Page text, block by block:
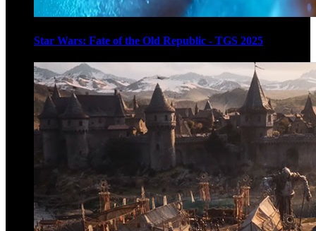
Star Wars: Fate of the Old Republic - TGS 2025